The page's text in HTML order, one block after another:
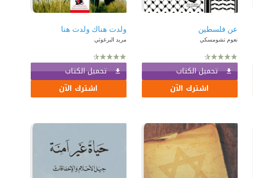
عن فلسطين
نعوم تشومسكي
تحميل الكتاب
اشترك الآن
ولدت هناك ولدت هنا
مريد البرغوثي
تحميل الكتاب
اشترك الآن